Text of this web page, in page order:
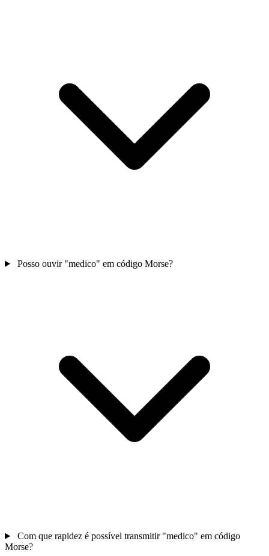
Posso ouvir "medico" em código Morse?
Com que rapidez é possível transmitir "medico" em código
Morse?